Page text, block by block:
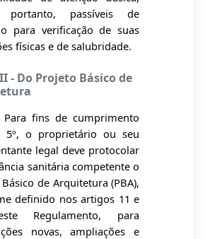
portanto, passíveis de
para verificação de suas
físicas e de salubridade.
- Do Projeto Básico de
fins de cumprimento
5º, o proprietário ou seu
legal deve protocolar
sanitária competente o
de Arquitetura (PBA),
definido nos artigos 11 e
Regulamento, para
novas, ampliações e